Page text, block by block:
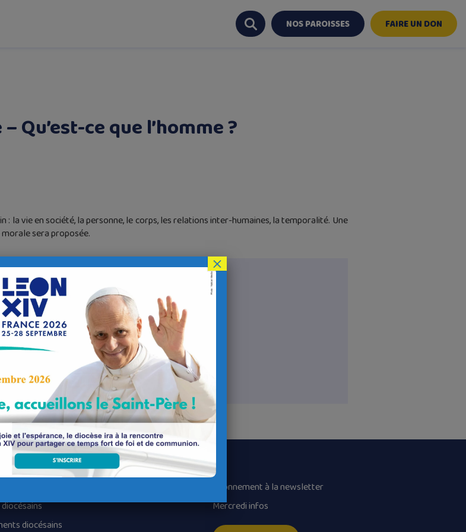
NOS PAROISSES FAIRE UN DON
Qu’est-ce que l’homme ?
: la vie en société, la personne, le corps, les relations inter-humaines, la temporalité. Une
sera proposée.
diocésains
Abonnement à la newsletter
Mercredi infos
×